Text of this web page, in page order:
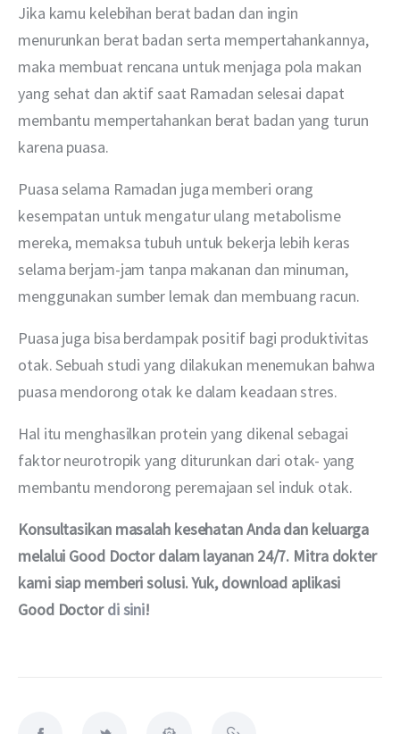
Jika kamu kelebihan berat badan dan ingin
menurunkan berat badan serta mempertahankannya,
maka membuat rencana untuk menjaga pola makan
yang sehat dan aktif saat Ramadan selesai dapat
membantu mempertahankan berat badan yang turun
karena puasa.
Puasa selama Ramadan juga memberi orang
kesempatan untuk mengatur ulang metabolisme
mereka, memaksa tubuh untuk bekerja lebih keras
selama berjam-jam tanpa makanan dan minuman,
menggunakan sumber lemak dan membuang racun.
Puasa juga bisa berdampak positif bagi produktivitas
otak. Sebuah studi yang dilakukan menemukan bahwa
puasa mendorong otak ke dalam keadaan stres.
Hal itu menghasilkan protein yang dikenal sebagai
faktor neurotropik yang diturunkan dari otak- yang
membantu mendorong peremajaan sel induk otak.
Konsultasikan masalah kesehatan Anda dan keluarga
melalui Good Doctor dalam layanan 24/7. Mitra dokter
kami siap memberi solusi. Yuk, download aplikasi
Good Doctor di sini!